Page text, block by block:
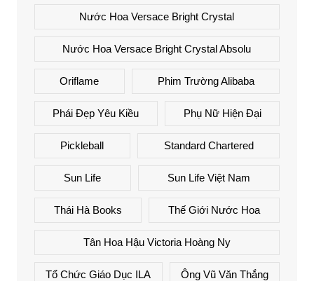
Nước Hoa Versace Bright Crystal
Nước Hoa Versace Bright Crystal Absolu
Oriflame Phim Trường Alibaba
Phái Đẹp Yêu Kiều Phụ Nữ Hiện Đại
Pickleball Standard Chartered
Sun Life Sun Life Việt Nam
Thái Hà Books Thế Giới Nước Hoa
Tân Hoa Hậu Victoria Hoàng Ny
Tổ Chức Giáo Dục ILA Ông Vũ Văn Thắng